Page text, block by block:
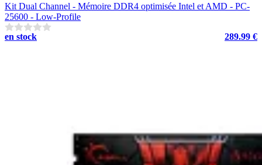
Kit Dual Channel - Mémoire DDR4 optimisée Intel et AMD - PC-
25600 - Low-Profile
en stock
289.99 €